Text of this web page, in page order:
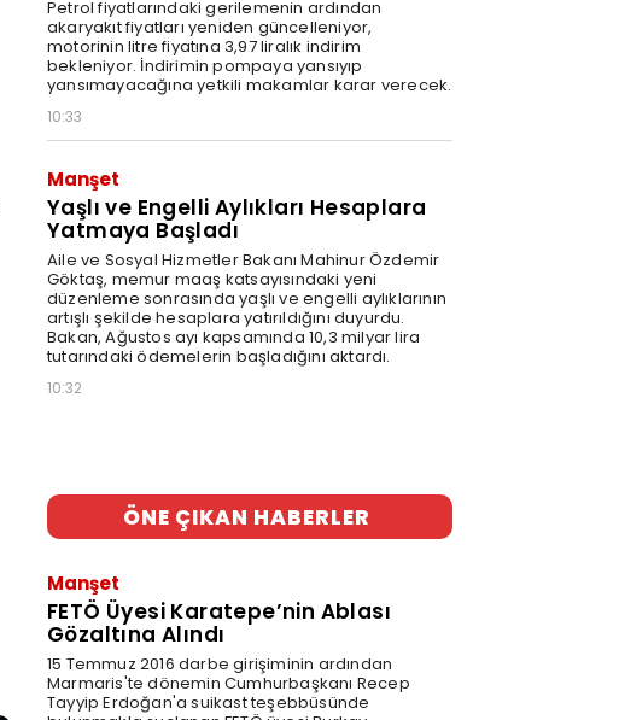
Petrol fiyatlarındaki gerilemenin ardından
akaryakıt fiyatları yeniden güncelleniyor,
motorinin litre fiyatına 3,97 liralık indirim
bekleniyor. İndirimin pompaya yansıyıp
yansımayacağına yetkili makamlar karar verecek.
10:33
Manşet
Yaşlı ve Engelli Aylıkları Hesaplara
Yatmaya Başladı
Aile ve Sosyal Hizmetler Bakanı Mahinur Özdemir
Göktaş, memur maaş katsayısındaki yeni
düzenleme sonrasında yaşlı ve engelli aylıklarının
artışlı şekilde hesaplara yatırıldığını duyurdu.
Bakan, Ağustos ayı kapsamında 10,3 milyar lira
tutarındaki ödemelerin başladığını aktardı.
10:32